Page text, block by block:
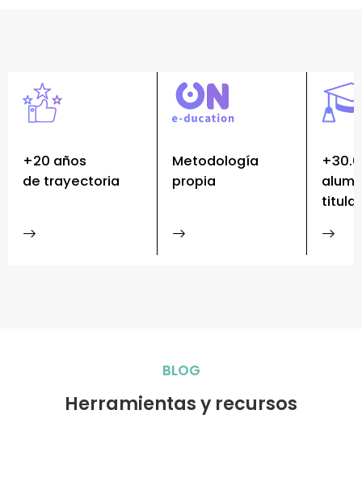
+20 años
de trayectoria
Metodología
propia
BLOG
Herramientas y recursos